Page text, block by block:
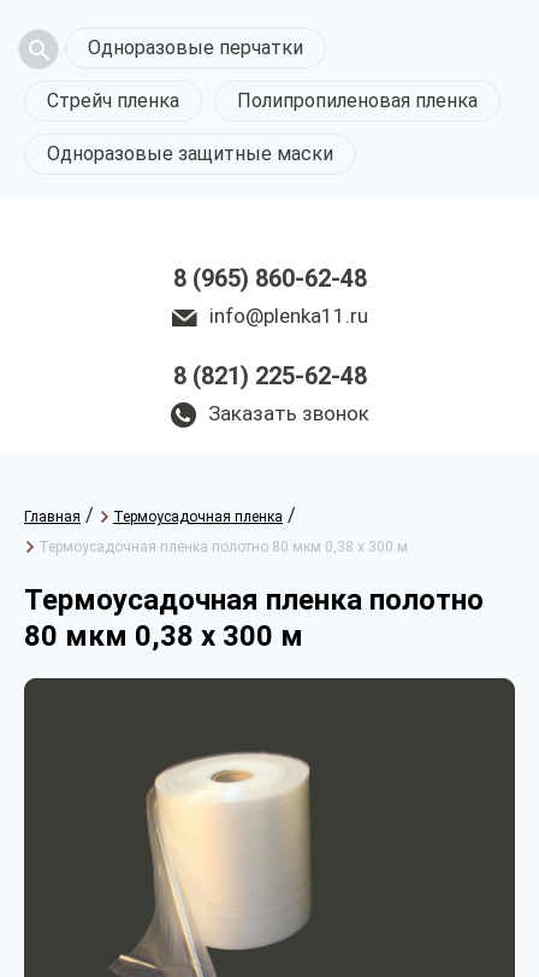
Одноразовые перчатки
Стрейч пленка Полипропиленовая пленка
Одноразовые защитные маски
8 (965) 860-62-48
info@plenka11.ru
8 (821) 225-62-48
Заказать звонок
Главная / Термоусадочная пленка /
Термоусадочная пленка полотно 80 мкм 0,38 х 300 м
Термоусадочная пленка полотно
80 мкм 0,38 х 300 м